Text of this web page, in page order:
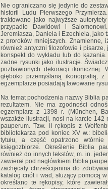
Nie ograniczano się jedynie do
historii Ludu Pierwszego
traktowano jako najwyższe
przypadło Dawidowi i
Jeremiasza, Daniela i Ezechiela, jako
z proroków mniejszych. Znamienne,
również antyczni filozofowie i pisarze,
konspekt do wykładu lub do
żadne rysunki jako ilustracje.
pozbawionych dekoracji ikonicznej.
głęboko przemyślaną ikonografią,
egzemplarze posiadają lawowane
Na temat pochodzenia nazwy Biblia
rezultatem. Nie ma zgodności
egzemplarz z 1398 r. (München,
wszakże ilustracji, nosi na karcie
pauperum. Tzw. II rękopis z
bibliotekarza pod koniec XV w.:
tytułu, a część opatrzono
księgozbiorze. Określenie Biblia
również do innych tekstów, m. in.
zawierał pod nagłówkiem Biblia
zachęcały chrześcijanina do
katalog cnót i wad, służący pomocą
określano te rękopisy, które